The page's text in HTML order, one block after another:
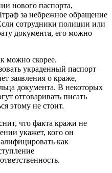
нового паспорта,
за небрежное обращение
сотрудники полиции или
документа, его можно
можно скорее.
украденный паспорт
заявления о краже,
документа. В некоторых
отговаривать писать
этому не стоит.
что факта кражи не
укажет, кого он
как